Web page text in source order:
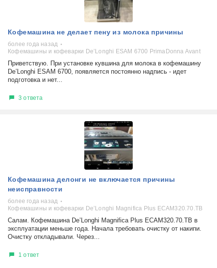
Кофемашина не делает пену из молока причины
более года назад
Кофемашины и кофеварки De’Longhi ESAM 6700 PrimaDonna Avant
Приветствую. При установке кувшина для молока в кофемашину
De’Longhi ESAM 6700, появляется постоянно надпись - идет
подготовка и нет...
3 ответа
Кофемашина делонги не включается причины
неисправности
более года назад
Кофемашины и кофеварки De’Longhi Magnifica Plus ECAM320.70.TB
Салам. Кофемашина De’Longhi Magnifica Plus ECAM320.70.TB в
эксплуатации меньше года. Начала требовать очистку от накипи.
Очистку откладывали. Через...
1 ответ